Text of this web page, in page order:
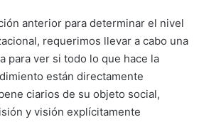
anterior para determinar el nivel
requerimos llevar a cabo una
para ver si todo lo que hace la
están directamente
ciarios de su objeto social,
y visión explícitamente